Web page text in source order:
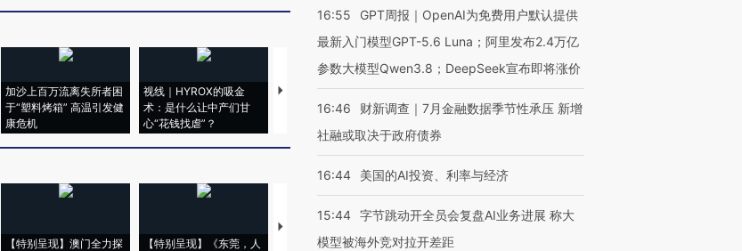
加沙上百万流离失所者困
于“塑料烤箱” 高温引发健
康危机
视线｜HYROX的吸金
术：是什么让中产们甘
心“花钱找虐”？
马航飞行员跨国走私7万
粒摇头丸 尿检体内含3种
视线｜被称为“蟑螂”的印
度Z世代 用街头抗争将教
视线｜“入侵”还是“人道危
机”？难民潮撕裂西班牙
【特别呈现】澳门全力探
【特别呈现】《东莞，人
【推广】走进第四届链博
会，让数智科技“链”接产
【特别呈现】寻找100种
16:55
GPT周报｜OpenAI为免费用户默认提供
最新入门模型GPT-5.6 Luna；阿里发布2.4万亿
参数大模型Qwen3.8；DeepSeek宣布即将涨价
16:46
财新调查｜7月金融数据季节性承压 新增
社融或取决于政府债券
16:44 美国的AI投资、利率与经济
15:44 字节跳动开全员会复盘AI业务进展 称大
模型被海外竞对拉开差距